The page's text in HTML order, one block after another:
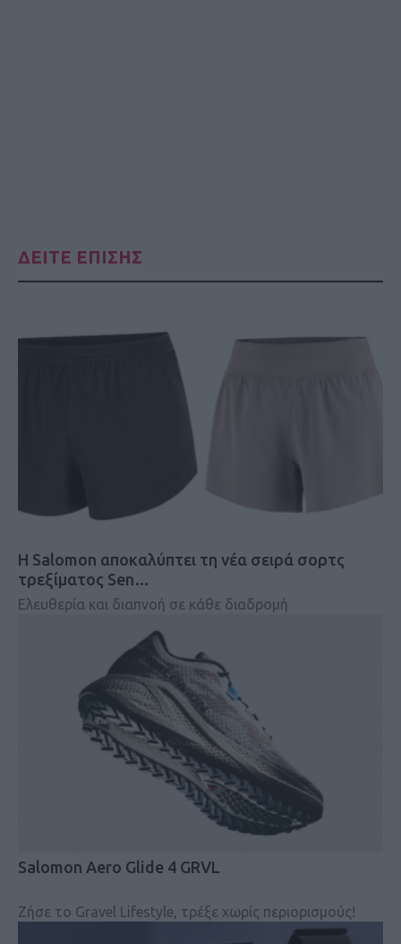
ΔΕΙΤΕ ΕΠΙΣΗΣ
Η Salomon αποκαλύπτει τη νέα σειρά σορτς
τρεξίματος Sen…
Ελευθερία και διαπνοή σε κάθε διαδρομή
Salomon Aero Glide 4 GRVL
Ζήσε το Gravel Lifestyle, τρέξε χωρίς περιορισμούς!